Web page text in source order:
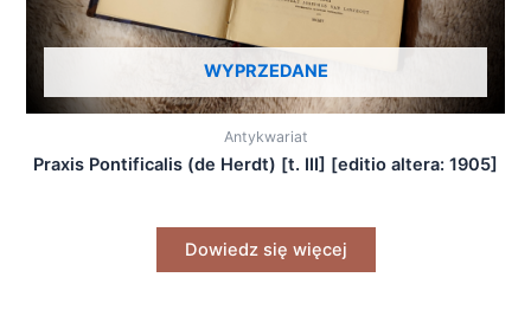
WYPRZEDANE
Antykwariat
Praxis Pontificalis (de Herdt) [t. III] [editio altera: 1905]
Dowiedz się więcej